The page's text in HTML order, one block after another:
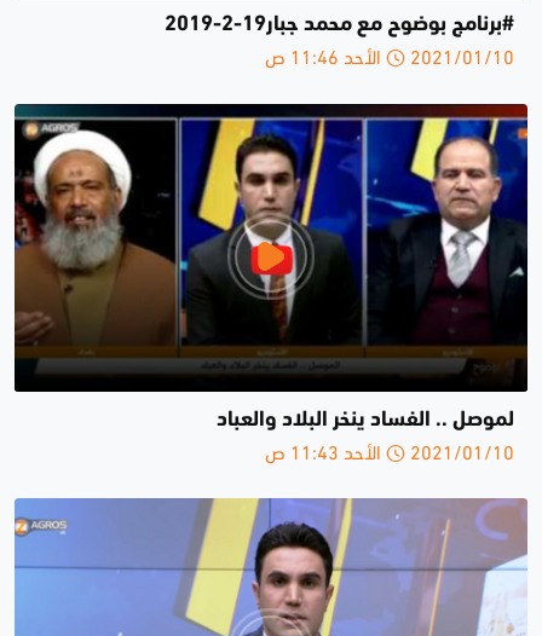
#برنامج بوضوح مع محمد جبار19-2-2019
2021/01/10 الأحد 11:46 ص
لموصل .. الفساد ينخر البلاد والعباد
2021/01/10 الأحد 11:43 ص